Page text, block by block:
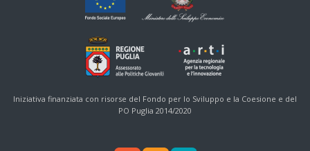
Iniziativa finanziata con risorse del Fondo per lo Sviluppo e la Coesione e del
PO Puglia 2014/2020